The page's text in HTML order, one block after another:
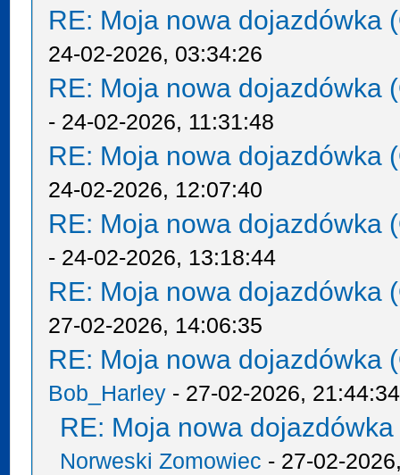
RE: Moja nowa dojazdówka
24-02-2026, 03:34:26
RE: Moja nowa dojazdówka
- 24-02-2026, 11:31:48
RE: Moja nowa dojazdówka
24-02-2026, 12:07:40
RE: Moja nowa dojazdówka
- 24-02-2026, 13:18:44
RE: Moja nowa dojazdówka
27-02-2026, 14:06:35
RE: Moja nowa dojazdówka
Bob_Harley - 27-02-2026, 21:44:34
RE: Moja nowa
Norweski Zomowiec - 27-02-